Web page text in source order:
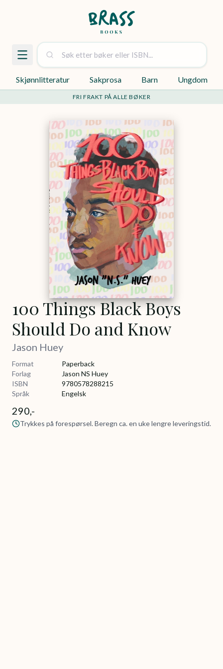
Skjønnlitteratur Sakprosa Barn Ungdom
FRI FRAKT PÅ ALLE BØKER
100 Things Black Boys
Should Do and Know
Jason Huey
Format
Paperback
Forlag
Jason NS Huey
ISBN
9780578288215
Språk
Engelsk
290,-
Trykkes på forespørsel. Beregn ca. en uke lengre leveringstid.